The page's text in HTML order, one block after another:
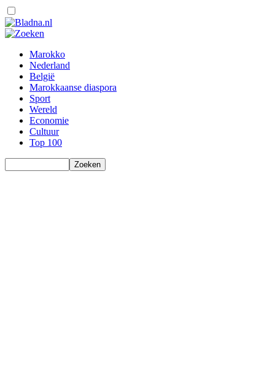
Marokko
Nederland
België
Marokkaanse diaspora
Sport
Wereld
Economie
Cultuur
Top 100